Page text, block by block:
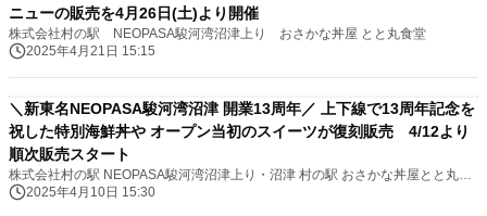
ニューの販売を4月26日(土)より開催
株式会社村の駅 NEOPASA駿河湾沼津上り おさかな丼屋 とと丸食堂
2025年4月21日 15:15
＼新東名NEOPASA駿河湾沼津 開業13周年／ 上下線で13周年記念を
祝した特別海鮮丼や オープン当初のスイーツが復刻販売 4/12より
順次販売スタート
株式会社村の駅 NEOPASA駿河湾沼津上り・沼津 村の駅 おさかな丼屋とと丸 NEOPASA駿河湾沼津下り・伊豆 村の駅 おさかな丼屋とと丸
2025年4月10日 15:30